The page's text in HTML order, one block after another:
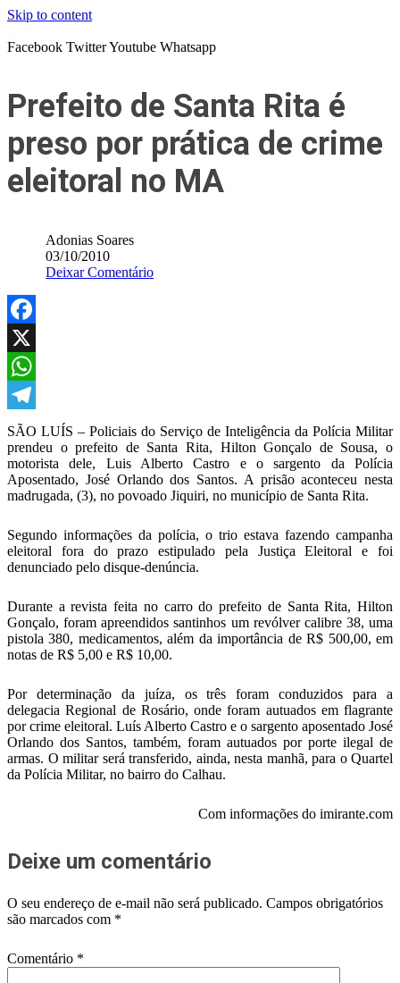
Skip to content
Facebook TwitterYoutube Whatsapp
Prefeito de Santa Rita é
preso por prática de crime
eleitoral no MA
Adonias Soares
03/10/2010
Deixar Comentário
Facebook
X
WhatsApp
Telegram
SÃO LUÍS – Policiais do Serviço de Inteligência da Polícia Militar
prendeu o prefeito de Santa Rita, Hilton Gonçalo de Sousa, o
motorista dele, Luis Alberto Castro e o sargento da Polícia
Aposentado, José Orlando dos Santos. A prisão aconteceu nesta
madrugada, (3), no povoado Jiquiri, no município de Santa Rita.
Segundo informações da polícia, o trio estava fazendo campanha
eleitoral fora do prazo estipulado pela Justiça Eleitoral e foi
denunciado pelo disque-denúncia.
Durante a revista feita no carro do prefeito de Santa Rita, Hilton
Gonçalo, foram apreendidos santinhos um revólver calibre 38, uma
pistola 380, medicamentos, além da importância de R$ 500,00, em
notas de R$ 5,00 e R$ 10,00.
Por determinação da juíza, os três foram conduzidos para a
delegacia Regional de Rosário, onde foram autuados em flagrante
por crime eleitoral. Luís Alberto Castro e o sargento aposentado José
Orlando dos Santos, também, foram autuados por porte ilegal de
armas. O militar será transferido, ainda, nesta manhã, para o Quartel
da Polícia Militar, no bairro do Calhau.
Com informações do imirante.com
Deixe um comentário
O seu endereço de e-mail não será publicado. Campos obrigatórios
são marcados com *
Comentário *